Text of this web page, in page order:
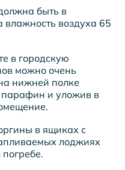
быть в
влажность воздуха 65
в городскую
можно очень
нижней полке
парафин и уложив в
в ящиках с
лоджиях